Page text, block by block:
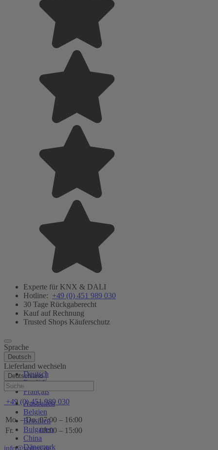
Experte für KNX & DALI
Hotline: +49 (0) 451 989 030
30 Tage Rückgaberecht
Kauf auf Rechnung
Trusted Shops Käuferschutz
Sprache
Deutsch
Deutsch
English
Français
Lieferland wechseln
Deutschland
Australien
Belgien
Brasilien
Bulgarien
China
Dänemark
Hilfe
+49 (0) 451 989 030
Mo. – Do. 07:00 – 16:00
Fr.
08:00 – 15:00
info@voltus.de